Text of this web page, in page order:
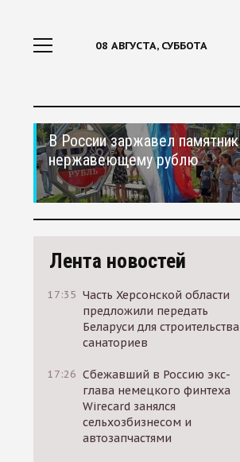
08 АВГУСТА, СУББОТА
В России заржавел памятник
нержавеющему рублю
Лента новостей
17:35 Часть Херсонской области
предложили передать
Беларуси для строительства
санаториев
17:26 Сбежавший в Россию экс-
глава немецкого финтеха
Wirecard занялся
сельхозбизнесом и
автозапчастями